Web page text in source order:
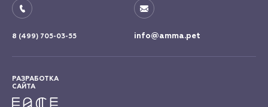
8 (499) 705-03-55 info@amma.pet
РАЗРАБОТКА
САЙТА